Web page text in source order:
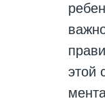
этой